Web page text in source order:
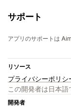
サポート
アプリのサポートは
リソース
プライバシーポリシ
この開発者は日本語
開発者